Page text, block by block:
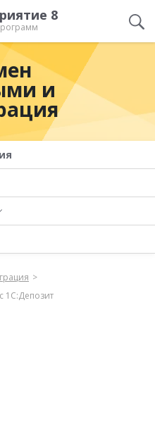
8
и
1С:Депозит